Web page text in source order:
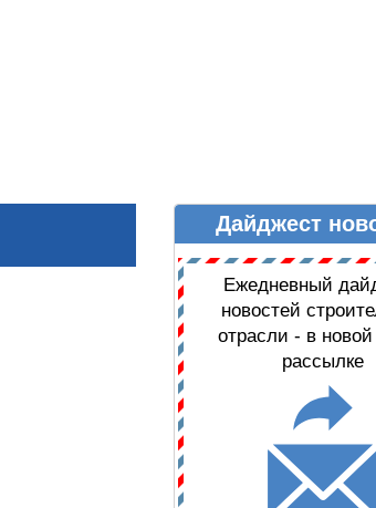
ДАЙДЖЕСТ НОВОСТЕЙ
Дайджест
Ежедневный
новостей
отрасли - в
рассылке